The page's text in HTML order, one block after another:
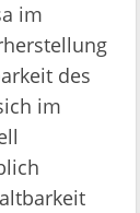
im
des
im